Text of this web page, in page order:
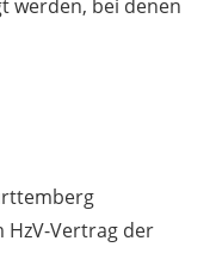
werden, bei denen
HzV-Vertrag der